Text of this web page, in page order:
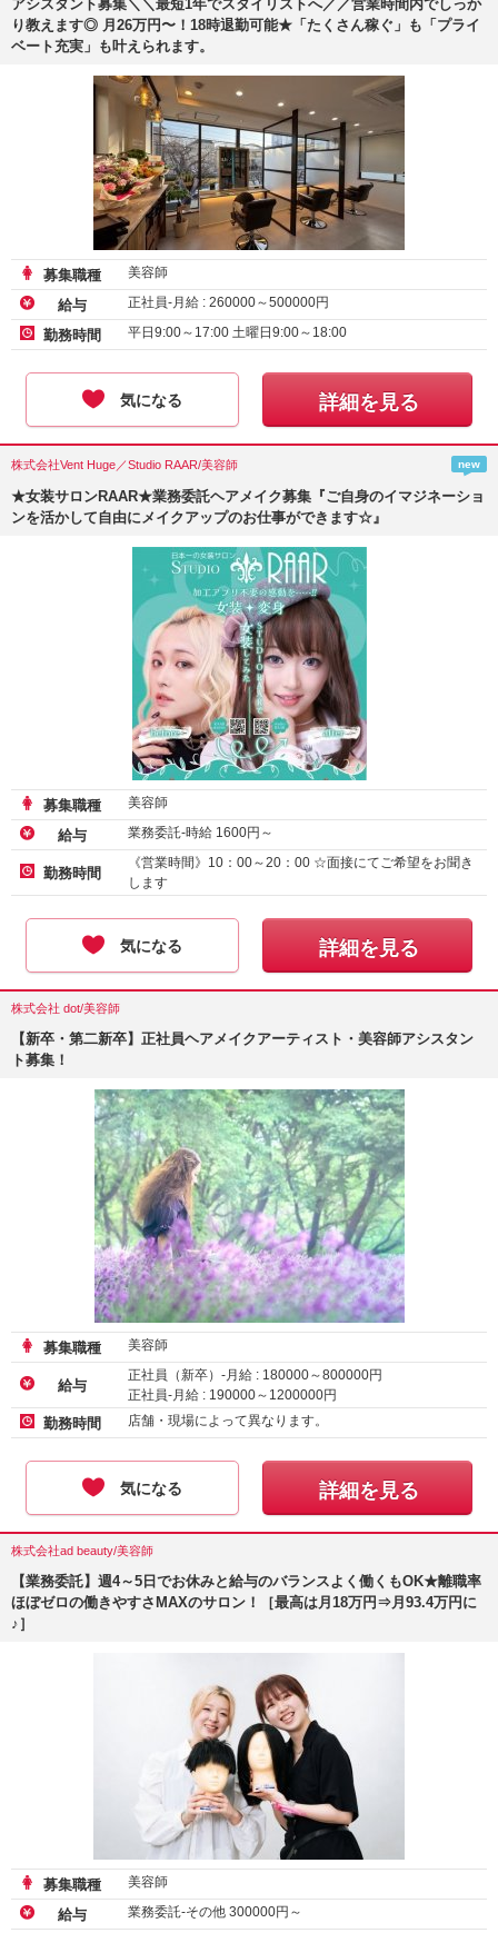
アシスタント募集＼＼最短1年でスタイリストへ／／営業時間内でしっか
り教えます◎ 月26万円〜！18時退勤可能★「たくさん稼ぐ」も「プライ
ベート充実」も叶えられます。
募集職種 美容師
給与 正社員-月給 : 260000～500000円
勤務時間 平日9:00～17:00 土曜日9:00～18:00
気になる 詳細を見る
株式会社Vent Huge／Studio RAAR/美容師 new
★女装サロンRAAR★業務委託ヘアメイク募集『ご自身のイマジネーショ
ンを活かして自由にメイクアップのお仕事ができます☆』
募集職種 美容師
給与 業務委託-時給 1600円～
勤務時間
《営業時間》10：00～20：00 ☆面接にてご希望をお聞き
します
気になる 詳細を見る
株式会社 dot/美容師
【新卒・第二新卒】正社員ヘアメイクアーティスト・美容師アシスタン
ト募集！
募集職種 美容師
給与
正社員（新卒）-月給 : 180000～800000円
正社員-月給 : 190000～ 1200000円
勤務時間 店舗・現場によって異なります。
気になる 詳細を見る
株式会社ad beauty/美容師
【業務委託】週4～5日でお休みと給与のバランスよく働くもOK★離職率
ほぼゼロの働きやすさMAXのサロン！［最高は月18万円⇒月93.4万円に
♪］
募集職種 美容師
給与 業務委託-その他 300000円～